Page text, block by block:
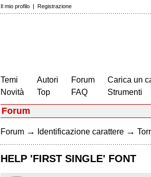
Il mio profilo | Registrazione
Temi
Novità
Autori
Top
Forum
FAQ
Carica un
Strumenti
Forum
Forum → Identificazione carattere →
HELP 'FIRST SINGLE' FONT